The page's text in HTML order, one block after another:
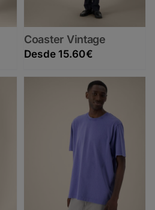
Coaster Vintage
15.60€